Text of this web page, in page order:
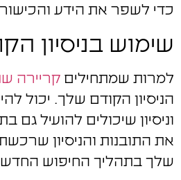
כדי לשפר את הידע
שימוש בניסיון
למרות שמתחילים קריירה
הניסיון הקודם שלך. יכול
וניסיון שיכולים להועיל
את התובנות והניסיון
שלך בתהליך החיפוש החדש.